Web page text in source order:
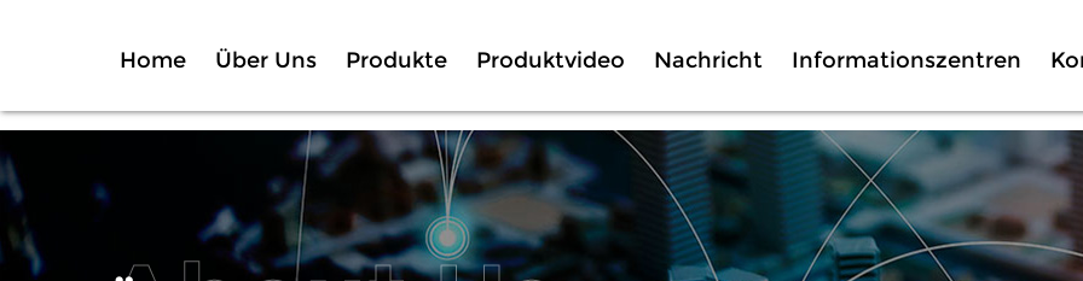
Home Über Uns Produkte Produktvideo Nachricht Informationszentren